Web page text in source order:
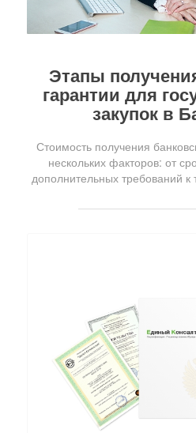
Этапы
гарантии для
закупок в
Стоимость получения
нескольких факторов: от
дополнительных требований к